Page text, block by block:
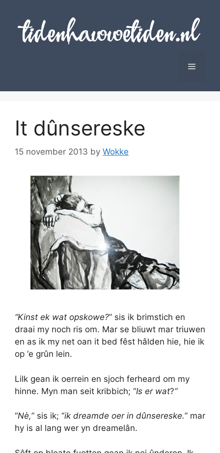
content
Menu
It dûnsereske
15 november 2013 by Wokke
“Kinst ek wat opskowe?” sis ik brimstich en
draai my noch ris om. Mar se bliuwt mar triuwen
en as ik my net oan it bed fêst hâlden hie, hie ik
op ‘e grûn lein.
Lilk gean ik oerrein en sjoch ferheard om my
hinne. Myn man seit kribbich; “Is er wat?“
“Nè,” sis ik; “ik dreamde oer in dûnsereske.” mar
hy is al lang wer yn dreamelân.